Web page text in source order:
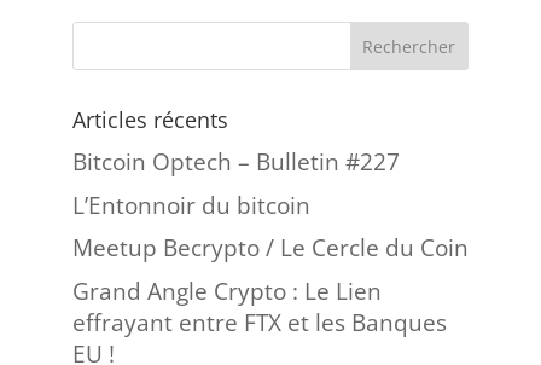
Articles récents
Bitcoin Optech – Bulletin #227
L’Entonnoir du bitcoin
Meetup Becrypto / Le Cercle du Coin
Grand Angle Crypto : Le Lien
effrayant entre FTX et les Banques
EU !